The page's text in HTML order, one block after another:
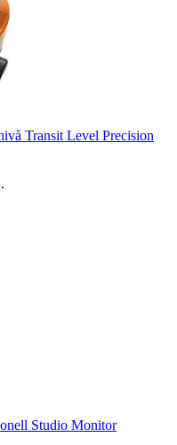
Transit Level Precision
.
Studio Monitor